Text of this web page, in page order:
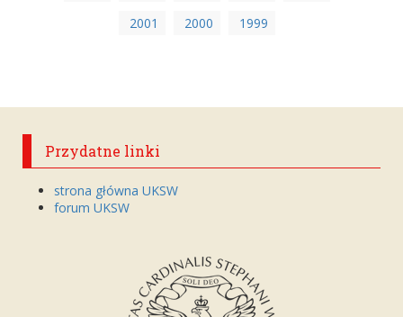
2001
2000 1999
Przydatne linki
strona główna UKSW
forum UKSW